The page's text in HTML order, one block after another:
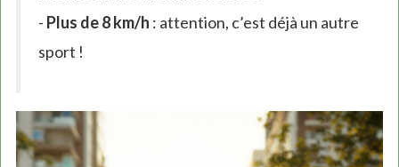
- Plus de 8 km/h : attention, c’est déjà un autre
sport !